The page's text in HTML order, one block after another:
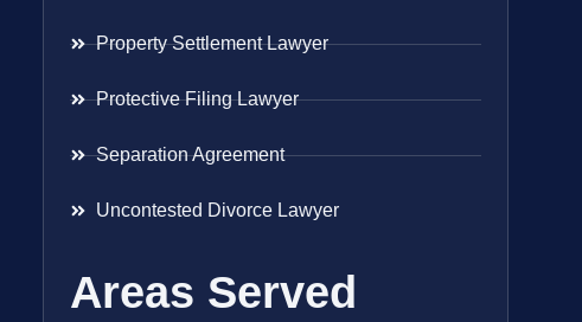
Property Settlement Lawyer
Protective Filing Lawyer
Separation Agreement
Uncontested Divorce Lawyer
Areas Served